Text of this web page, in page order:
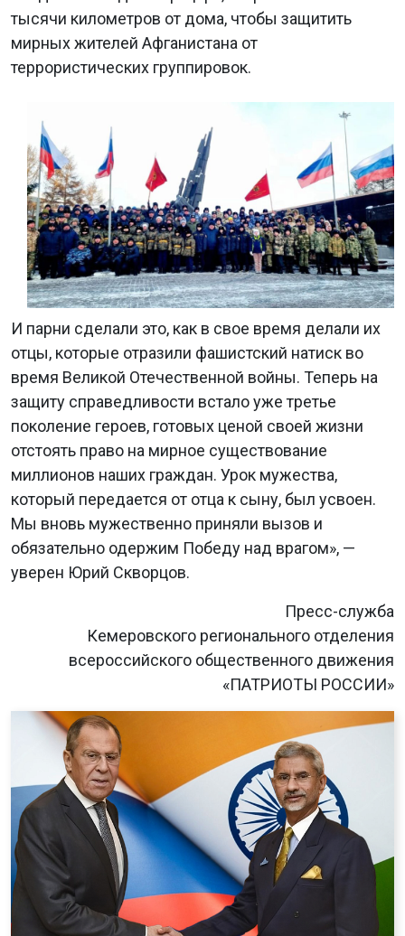
тысячи километров от дома, чтобы защитить
мирных жителей Афганистана от
террористических группировок.
И парни сделали это, как в свое время делали их
отцы, которые отразили фашистский натиск во
время Великой Отечественной войны. Теперь на
защиту справедливости встало уже третье
поколение героев, готовых ценой своей жизни
отстоять право на мирное существование
миллионов наших граждан. Урок мужества,
который передается от отца к сыну, был усвоен.
Мы вновь мужественно приняли вызов и
обязательно одержим Победу над врагом», —
уверен Юрий Скворцов.
Пресс-служба
Кемеровского регионального отделения
всероссийского общественного движения
«ПАТРИОТЫ РОССИИ»